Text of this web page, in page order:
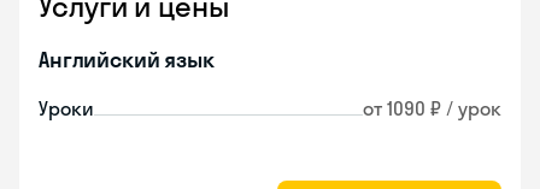
Английский язык
Уроки от 1090 ₽ / урок